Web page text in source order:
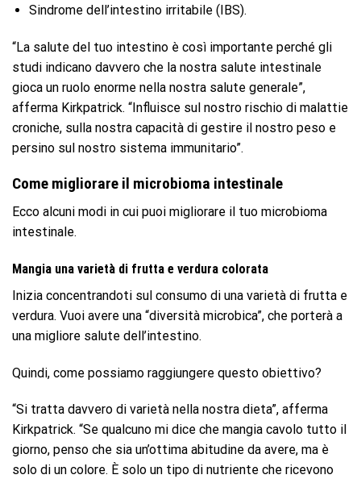
Sindrome dell’intestino irritabile (IBS).
“La salute del tuo intestino è così importante perché gli
studi indicano davvero che la nostra salute intestinale
gioca un ruolo enorme nella nostra salute generale”,
afferma Kirkpatrick. “Influisce sul nostro rischio di malattie
croniche, sulla nostra capacità di gestire il nostro peso e
persino sul nostro sistema immunitario”.
Come migliorare il microbioma intestinale
Ecco alcuni modi in cui puoi migliorare il tuo microbioma
intestinale.
Mangia una varietà di frutta e verdura colorata
Inizia concentrandoti sul consumo di una varietà di frutta e
verdura. Vuoi avere una “diversità microbica”, che porterà a
una migliore salute dell’intestino.
Quindi, come possiamo raggiungere questo obiettivo?
“Si tratta davvero di varietà nella nostra dieta”, afferma
Kirkpatrick. “Se qualcuno mi dice che mangia cavolo tutto il
giorno, penso che sia un’ottima abitudine da avere, ma è
solo di un colore. È solo un tipo di nutriente che ricevono